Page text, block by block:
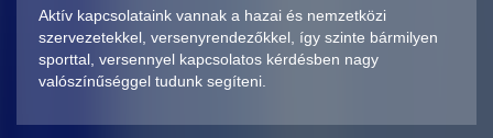
Aktív kapcsolataink vannak a hazai és nemzetközi
szervezetekkel, versenyrendezőkkel, így szinte bármilyen
sporttal, versennyel kapcsolatos kérdésben nagy
valószínűséggel tudunk segíteni.